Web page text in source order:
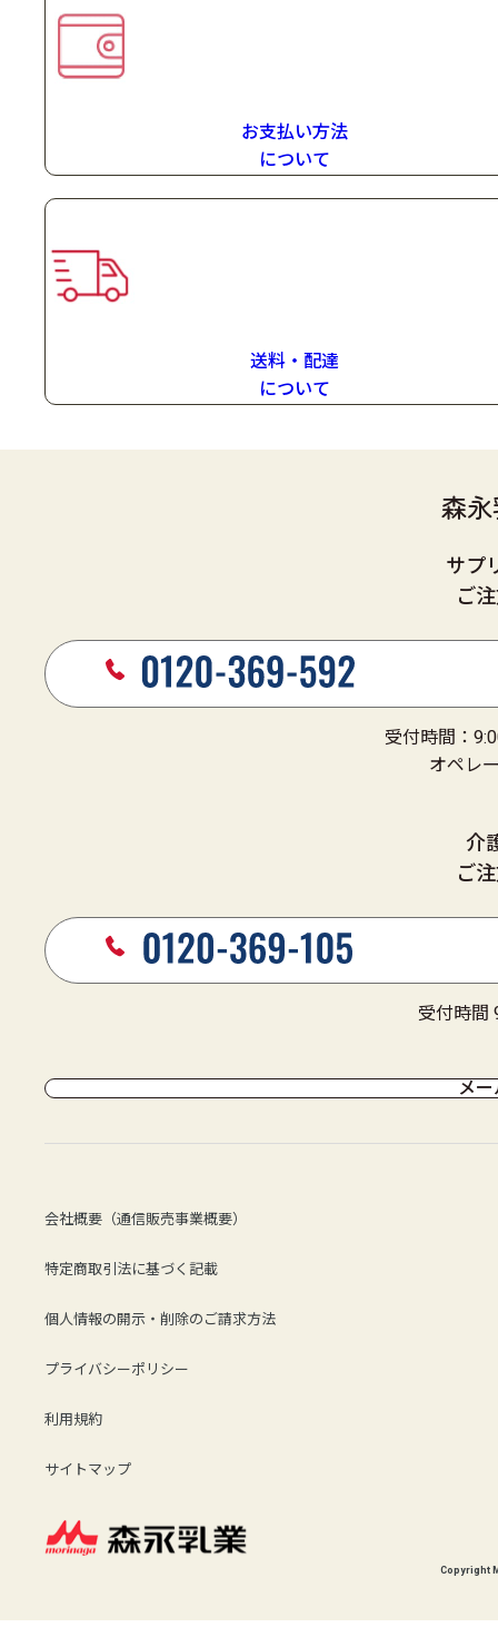
お支払い方法
について
送料・配達
について
森
サプ
ご
受付時間：
オペレ
介
ご
受付時間
メ
会社概要（通信販売事業概要）
特定商取引法に基づく記載
個人情報の開示・削除のご請求方法
プライバシーポリシー
利用規約
サイトマップ
Copyright